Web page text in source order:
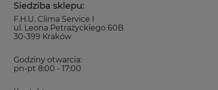
Siedziba sklepu:
F.H.U. Clima Service I
ul. Leona Petrażyckiego 60B
30-399 Kraków
Godziny otwarcia:
pn-pt 8:00 - 17:00